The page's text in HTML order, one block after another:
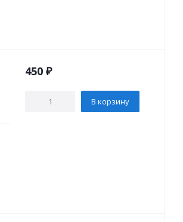
450 ₽
В корзину